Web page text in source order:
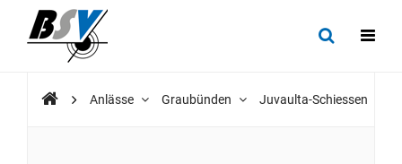
Anlässe Graubünden Juvaulta-Schiessen